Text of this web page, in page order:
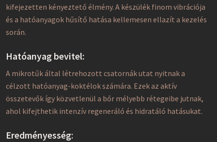
kifejezetten kényeztető élmény. A készülék finom vibrációja
és a hatóanyagok hűsítő hatása kellemesen ellazít a kezelés
során.
Hatóanyag bevitel:
A mikrotűk által létrehozott csatornák utat nyitnak a
célzott hatóanyag-koktélok számára. Ezek az aktív
összetevők így közvetlenül a bőr mélyebb rétegeibe jutnak,
ahol kifejthetik intenzív regeneráló és hidratáló hatásukat.
Eredményesség: